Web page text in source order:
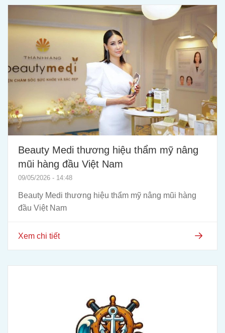
Beauty Medi thương hiệu thẩm mỹ nâng
mũi hàng đầu Việt Nam
09/05/2026 - 14:48
Beauty Medi thương hiệu thẩm mỹ nâng mũi hàng
đầu Việt Nam
Xem chi tiết